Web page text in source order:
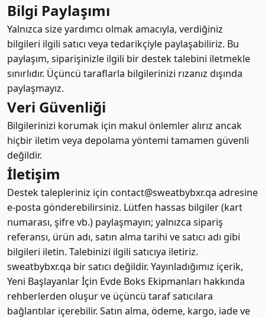
Bilgi Paylaşımı
Yalnızca size yardımcı olmak amacıyla, verdiğiniz
bilgileri ilgili satıcı veya tedarikçiyle paylaşabiliriz. Bu
paylaşım, siparişinizle ilgili bir destek talebini iletmekle
sınırlıdır. Üçüncü taraflarla bilgilerinizi rızanız dışında
paylaşmayız.
Veri Güvenliği
Bilgilerinizi korumak için makul önlemler alırız ancak
hiçbir iletim veya depolama yöntemi tamamen güvenli
değildir.
İletişim
Destek talepleriniz için contact@sweatbybxr.qa adresine
e‑posta gönderebilirsiniz. Lütfen hassas bilgiler (kart
numarası, şifre vb.) paylaşmayın; yalnızca sipariş
referansı, ürün adı, satın alma tarihi ve satıcı adı gibi
bilgileri iletin. Talebinizi ilgili satıcıya iletiriz.
sweatbybxr.qa bir satıcı değildir. Yayınladığımız içerik,
Yeni Başlayanlar İçin Evde Boks Ekipmanları hakkında
rehberlerden oluşur ve üçüncü taraf satıcılara
bağlantılar içerebilir. Satın alma, ödeme, kargo, iade ve